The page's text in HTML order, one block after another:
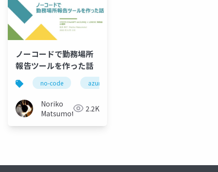
ノーコードで勤務場所
報告ツールを作った話
no-code azure
Noriko
Matsumoto
2.2K